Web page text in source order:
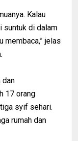
Kalau
suntuk di dalam
jelas
dan
17 orang
syif sehari.
rumah dan